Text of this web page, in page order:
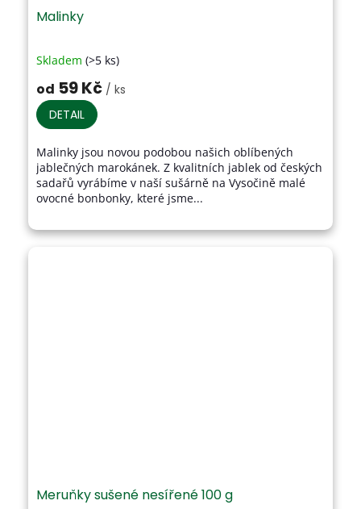
Malinky
Průměrné
produktu
je
4,7
5
hvězdiček.
Skladem (>5 ks)
od 59 Kč / ks
DETAIL
Malinky jsou novou podobou našich oblíbených
jablečných marokánek. Z kvalitních jablek od českých
sadařů vyrábíme v naší sušárně na Vysočině malé
ovocné bonbonky, které jsme...
Meruňky sušené nesířené 100 g